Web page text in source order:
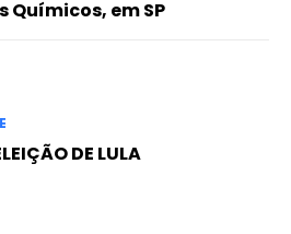
Químicos, em SP
DE LULA